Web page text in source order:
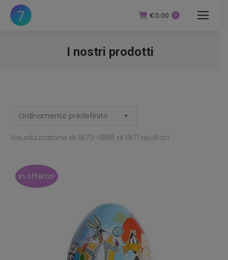
€0.00 0
I nostri prodotti
Visualizzazione di 1873-1888 di 1971 risultati
In offerta!